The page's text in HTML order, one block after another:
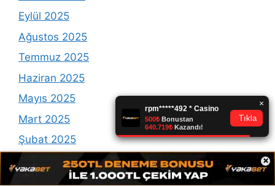
×
Eylül 2025
Ağustos 2025
Temmuz 2025
Haziran 2025
Mayıs 2025
Mart 2025
Şubat 2025
Ocak 2025
Aralık 2024